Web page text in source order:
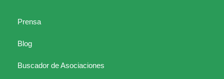
Prensa
Blog
Buscador de Asociaciones